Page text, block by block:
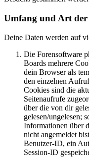
Umfang und Art der
Deine Daten werden auf
Die Forensoftware
Boards mehrere
dein Browser als
den einzelnen
Cookies sind die
Seitenaufrufe
über die von dir
gelesen/ungelesen;
Informationen über
nicht angemeldet
Benutzer-ID, ein
Session-ID